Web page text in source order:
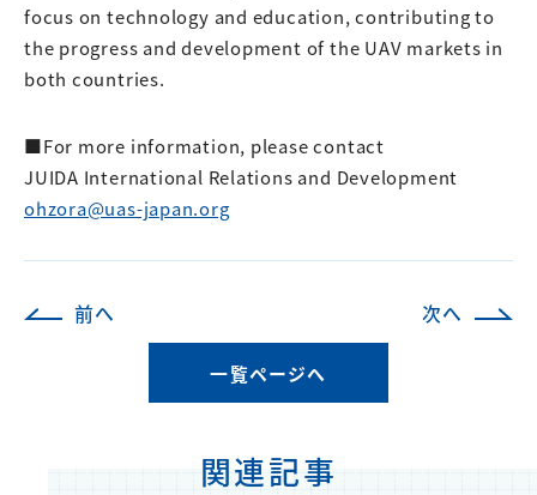
focus on technology and education, contributing to
the progress and development of the UAV markets in
both countries.
■For more information, please contact
JUIDA International Relations and Development
ohzora@uas-japan.org
前へ 次へ
一覧ページへ
関連記事